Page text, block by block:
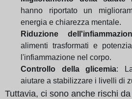
hanno riportato un
energia e chiarezza mentale.
Riduzione
alimenti trasformati e
l'infiammazione nel corpo.
Controllo della glicemia:
aiutare a stabilizzare i livelli di
Tuttavia, ci sono anche rischi